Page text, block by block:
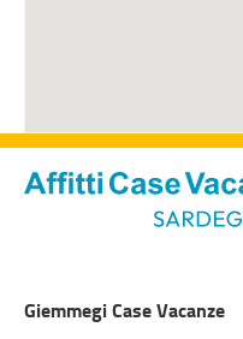
Giemmegi Case Vacanze